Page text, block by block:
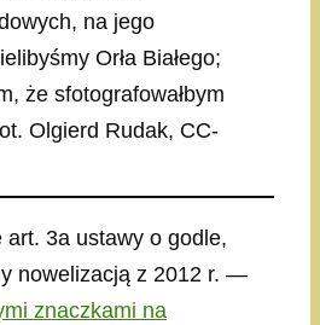
na jego
Orła Białego;
że sfotografowałbym
Olgierd Rudak, CC-
art. 3a ustawy o godle,
nowelizacją z 2012 r. —
znaczkami na